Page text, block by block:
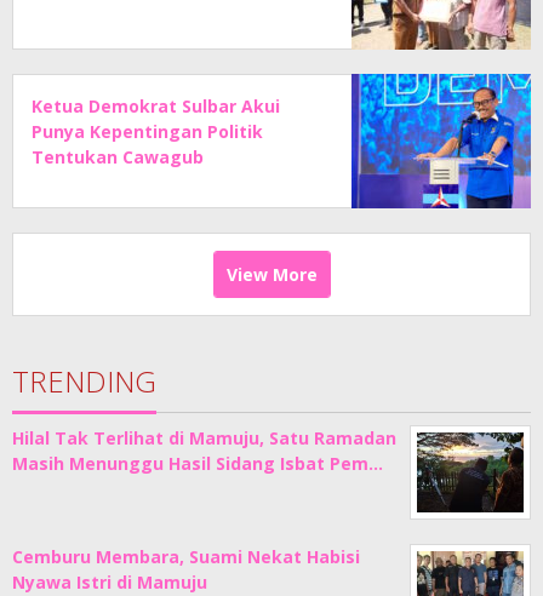
Ketua Demokrat Sulbar Akui
Punya Kepentingan Politik
Tentukan Cawagub
View More
TRENDING
Hilal Tak Terlihat di Mamuju, Satu Ramadan
Masih Menunggu Hasil Sidang Isbat Pem…
Cemburu Membara, Suami Nekat Habisi
Nyawa Istri di Mamuju